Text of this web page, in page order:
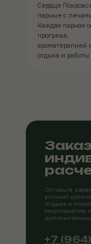
Сердце
парные с
Каждая парная
прогрева,
ароматерапией
отдыха и
+7
Оставьте
уточнит
отдыха и
мероприятия